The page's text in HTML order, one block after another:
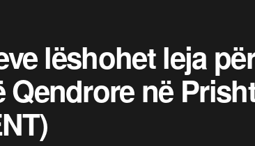
lëshohet leja
Qendrore në